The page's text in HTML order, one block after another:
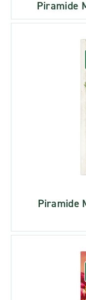
Piramide
Piramide